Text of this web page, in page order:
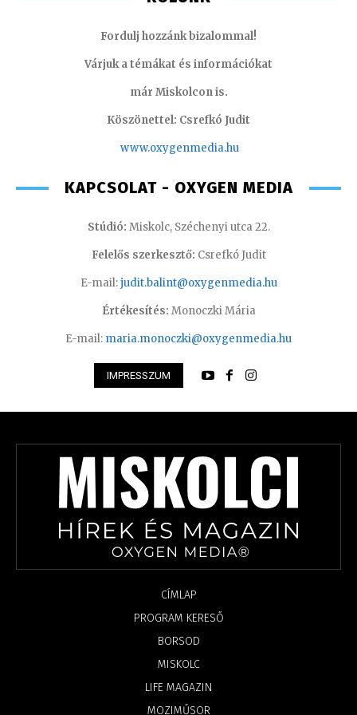
Fordulj hozzánk bizalommal!
Várjuk a témákat és információkat
már Miskolcon is.
Köszönettel: Csrefkó Judit
www.oxygenmedia.hu
KAPCSOLAT - OXYGEN MEDIA
Stúdió: Miskolc, Széchenyi utca 22.
Felelős szerkesztő: Csrefkó Judit
E-mail:judit.balint@oxygenmedia.hu
Értékesítés: Monoczki Mária
E-mail: maria.monoczki@oxygenmedia.hu
IMPRESSZUM
CÍMLAP
PROGRAM KERESŐ
BORSOD
MISKOLC
LIFE MAGAZIN
MOZIMŰSOR